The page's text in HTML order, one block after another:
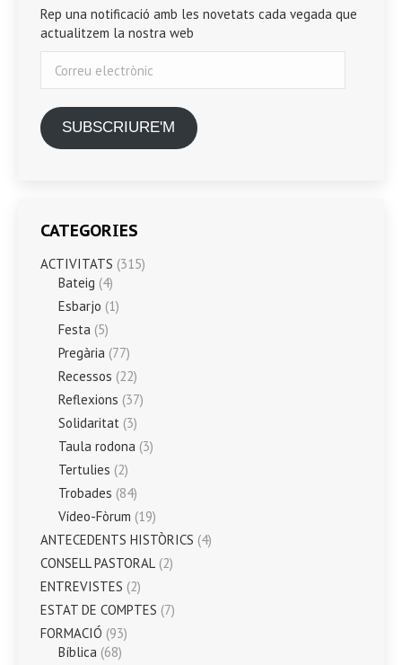
Rep una notificació amb les novetats cada vegada que
actualitzem la nostra web
electrònic
SUBSCRIURE'M
CATEGORIES
ACTIVITATS (315)
Bateig (4)
Esbarjo (1)
Festa (5)
Pregària (77)
Recessos (22)
Reflexions (37)
Solidaritat (3)
Taula rodona (3)
Tertulies (2)
Trobades (84)
Vídeo-Fòrum (19)
ANTECEDENTS HISTÒRICS (4)
CONSELL PASTORAL (2)
ENTREVISTES (2)
ESTAT DE COMPTES (7)
FORMACIÓ (93)
Bíblica (68)